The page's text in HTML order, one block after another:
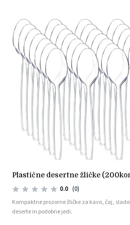
plastične desertne žličke
0.0 (0)
Kompaktne prozorne žličke za kavo, čaj,
deserte in podobne jedi.